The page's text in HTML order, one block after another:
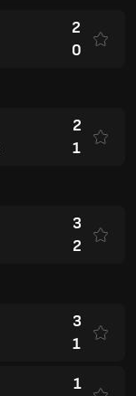
2
0
2
1
3
2
3
1
1